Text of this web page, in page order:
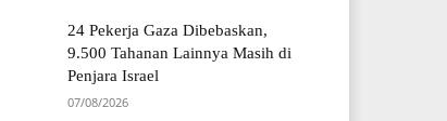
24 Pekerja Gaza Dibebaskan,
9.500 Tahanan Lainnya Masih di
Penjara Israel
07/08/2026